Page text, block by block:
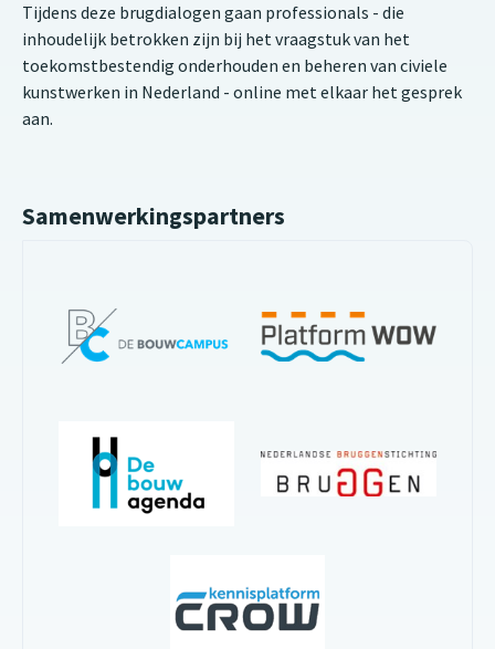
Tijdens deze brugdialogen gaan professionals - die
inhoudelijk betrokken zijn bij het vraagstuk van het
toekomstbestendig onderhouden en beheren van civiele
kunstwerken in Nederland - online met elkaar het gesprek
aan.
Samenwerkingspartners